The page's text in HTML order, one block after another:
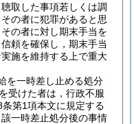
取した事項若しくは調
の者に犯罪があると思
の者に対し期末手当を
頼を確保し，期末手当
施を維持する上で重大
を一時差し止める処分
を受けた者は，行政不服
条第1項本文に規定する
一時差止処分後の事情